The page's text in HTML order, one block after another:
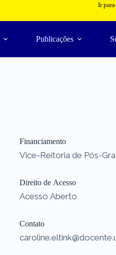
Ir
Publicações
Financiamento
Vice-Reitoria de Pós-
Direito de Acesso
Acesso Aberto
Contato